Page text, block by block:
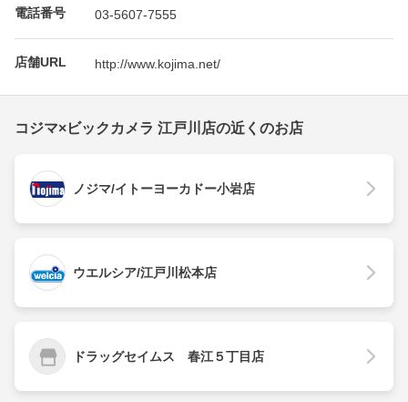
電話番号 03-5607-7555
店舗URL http://www.kojima.net/
コジマ×ビックカメラ 江戸川店の近くのお店
ノジマ/イトーヨーカドー小岩店
ウエルシア/江戸川松本店
ドラッグセイムス 春江５丁目店